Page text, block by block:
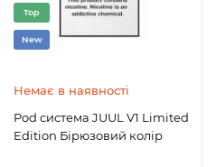
Top
New
Немає в наявності
Pod система JUUL V1 Limited
Edition Бірюзовий колір